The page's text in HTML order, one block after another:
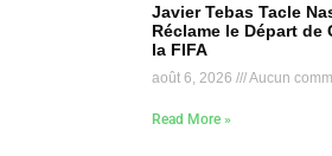
Javier Tebas Tacle
Réclame le Départ
la FIFA
août 6, 2026 Aucun
Read More »